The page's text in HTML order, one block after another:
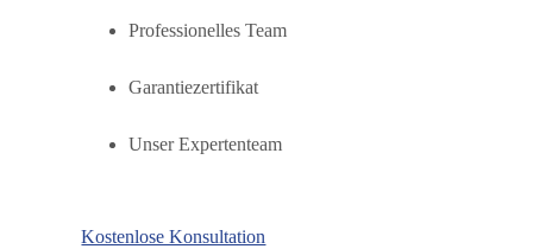
Professionelles Team
Garantiezertifikat
Unser Expertenteam
Kostenlose Konsultation